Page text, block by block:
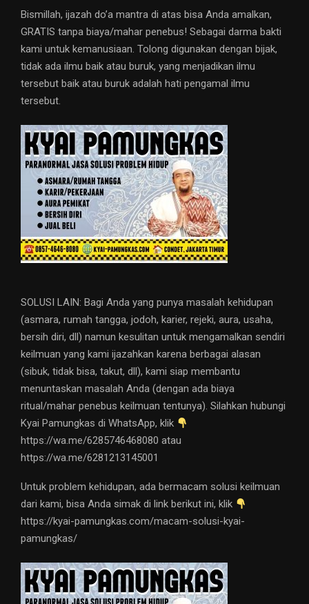
Bismillah, ijazah do’a mantra di atas bisa Anda amalkan,
GRATIS tanpa biaya/mahar penebus! Sebagai darma bakti
kami untuk kemanusiaan. Tolong digunakan dengan bijak,
tidak ada ilmu baik atau buruk, yang menjadikan ilmu
tersebut baik atau buruk adalah hati pengamal ilmu
tersebut.
SOLUSI LAIN: Bagi Anda yang punya masalah kehidupan
(asmara, rumah tangga, jodoh, karier, rejeki, aura, usaha,
bersih diri, dll) namun kesulitan untuk mengamalkan sendiri
keilmuan yang kami ijazahkan karena berbagai alasan
(sibuk, tidak bisa, takut, dll), kami siap membantu
menuntaskan masalah Anda (dengan ada biaya
ritual/mahar penebus keilmuan tentunya). Silahkan hubungi
Kyai Pamungkas di WhatsApp, klik
https://wa.me/6285746468080 atau
https://wa.me/6281213145001
Untuk problem kehidupan, ada bermacam solusi keilmuan
dari kami, bisa Anda simak di link berikut ini, klik
https://kyai-pamungkas.com/macam-solusi-kyai-
pamungkas/